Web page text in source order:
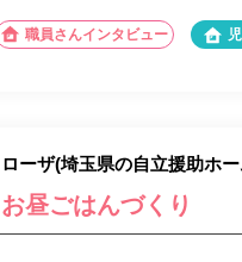
職員さんインタビュー
ローザ(埼玉県の自立援助ホ
お昼ごはんづくり